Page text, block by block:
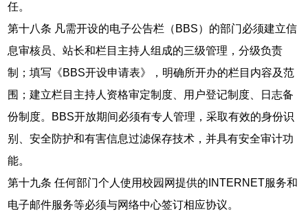
任。
第十八条 凡需开设的电子公告栏（BBS）的部门必须建立信
息审核员、站长和栏目主持人组成的三级管理，分级负责
制；填写《BBS开设申请表》，明确所开办的栏目内容及范
围；建立栏目主持人资格审定制度、用户登记制度、日志备
份制度。BBS开放期间必须有专人管理，采取有效的身份识
别、安全防护和有害信息过滤保存技术，并具有安全审计功
能。
第十九条 任何部门个人使用校园网提供的INTERNET服务和
电子邮件服务等必须与网络中心签订相应协议。